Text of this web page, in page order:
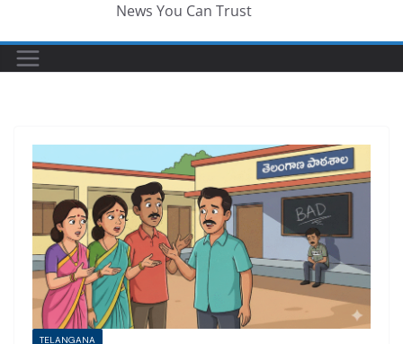
News You Can Trust
TELANGANA